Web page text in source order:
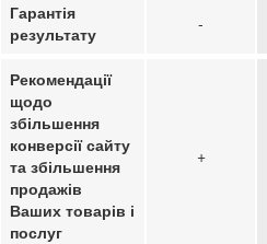
Гарантія
результату
-
Рекомендації
щодо
збільшення
конверсії сайту
та збільшення
продажів
Ваших товарів і
послуг
+